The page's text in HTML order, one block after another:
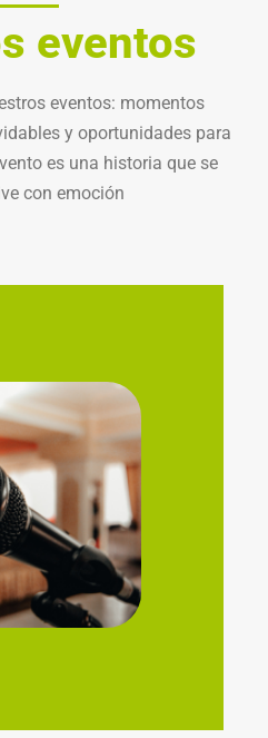
eventos
eventos: momentos
y oportunidades para
es una historia que se
con emoción
médicos de primer
el intercambio de
la colaboración entre
de la salud.